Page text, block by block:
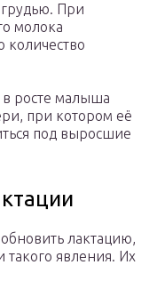
При
молока
количество
росте малыша
при котором её
под выросшие
лактацию,
явления. Их